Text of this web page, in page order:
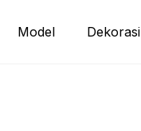
Model Dekorasi